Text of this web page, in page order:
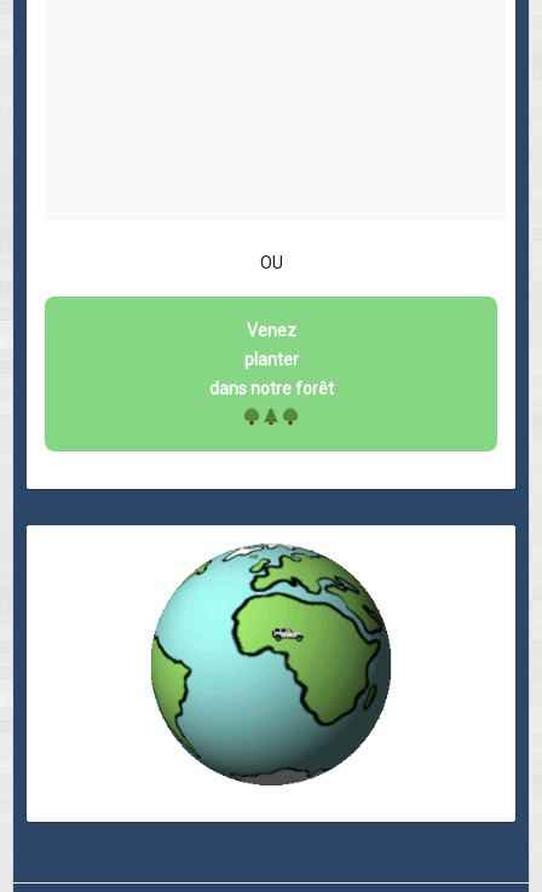
OU
Venez
planter
dans notre forêt